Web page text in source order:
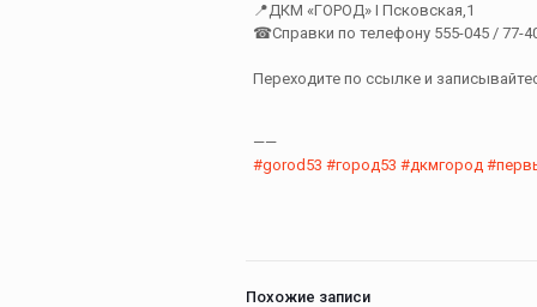
📍ДКМ «ГОРОД» I Псковская,1
☎Справки по телефону 555-045 / 77-
Переходите по ссылке и
——
#gorod53 #город53 #дкмгород
Похожие записи